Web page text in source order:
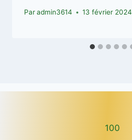
Paradmin3614 13 février 2024
100